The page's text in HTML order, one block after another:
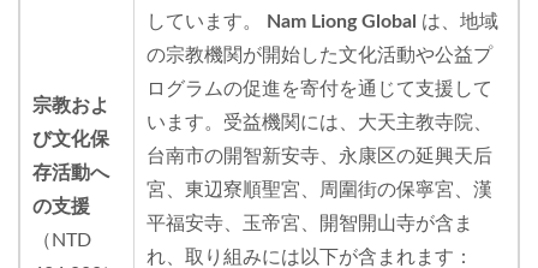
宗教およ
び文化保
存活動へ
の支援
（NTD
しています。
Nam Liong Global は、地域
の宗教機関が開始した文化活動や公益プ
ログラムの促進を寄付を通じて支援して
います。受益機関には、大天主教寺院、
台南市の開智新安寺、永康区の延興天后
宮、東辺寮順聖宮、周圍街の保寧宮、漢
平福安寺、玉帝宮、開智開山寺が含ま
れ、取り組みには以下が含まれます：